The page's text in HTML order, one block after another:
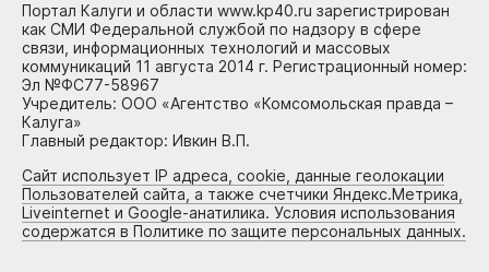
Портал Калуги и области www.kp40.ru зарегистрирован
как СМИ Федеральной службой по надзору в сфере
связи, информационных технологий и массовых
коммуникаций 11 августа 2014 г. Регистрационный номер:
Эл №ФС77-58967
Учредитель: ООО «Агентство «Комсомольская правда –
Калуга»
Главный редактор: Ивкин В.П.
Сайт использует IP адреса, cookie, данные геолокации
Пользователей сайта, а также счетчики Яндекс.Метрика,
Liveinternet и Google-анатилика. Условия использования
содержатся в Политике по защите персональных данных.